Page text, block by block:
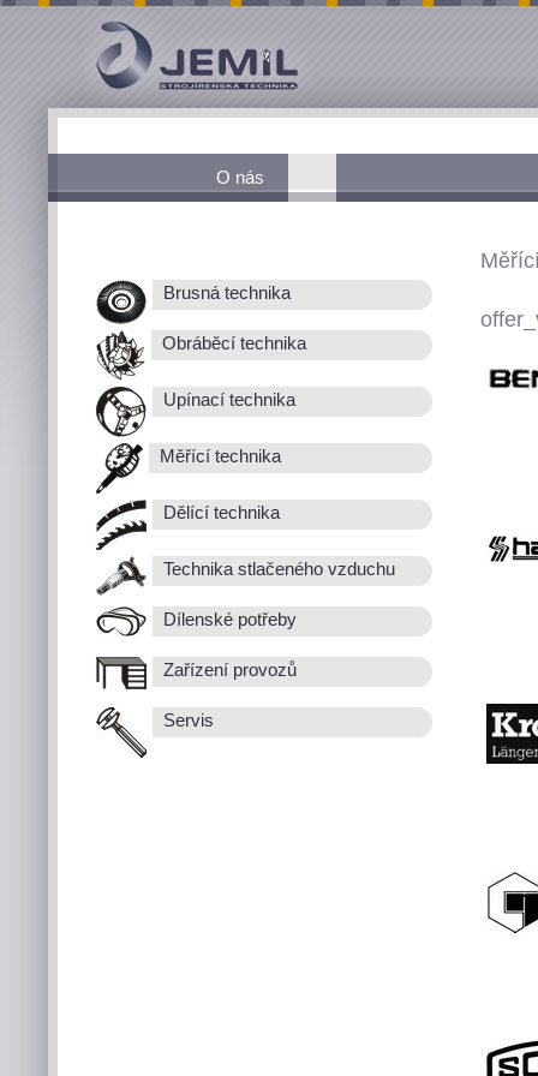
O nás
Brusná technika
Obráběcí technika
Upínací technika
Měřící technika
Dělící technika
Technika stlačeného vzduchu
Dílenské potřeby
Zařízení provozů
Servis